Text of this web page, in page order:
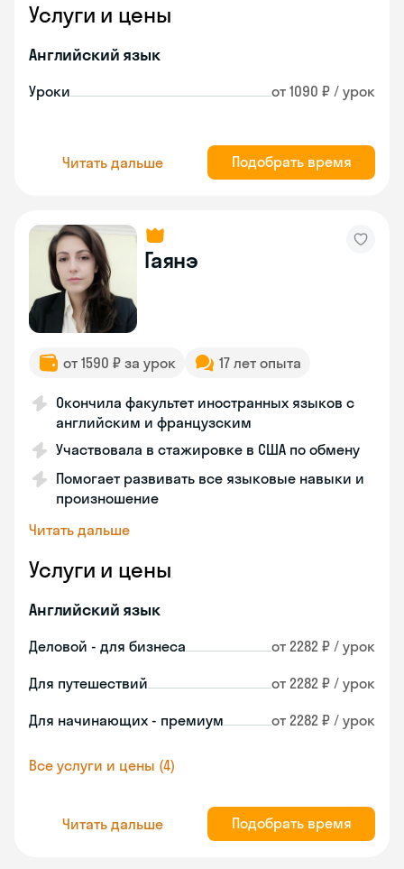
Услуги и цены
Английский язык
Уроки от 1090 ₽ / урок
Читать дальше Подобрать время
Гаянэ
от 1590 ₽ за урок 17 лет опыта
Окончила факультет иностранных языков с
английским и французским
Участвовала в стажировке в США по обмену
Помогает развивать все языковые навыки и
произношение
Читать дальше
Услуги и цены
Английский язык
Деловой - для бизнеса от 2282 ₽ / урок
Для путешествий от 2282 ₽ / урок
Для начинающих - премиум от 2282 ₽ / урок
Все услуги и цены (4)
Читать дальше Подобрать время